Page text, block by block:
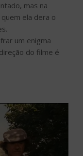
mas na
ela dera o
um enigma
do filme é